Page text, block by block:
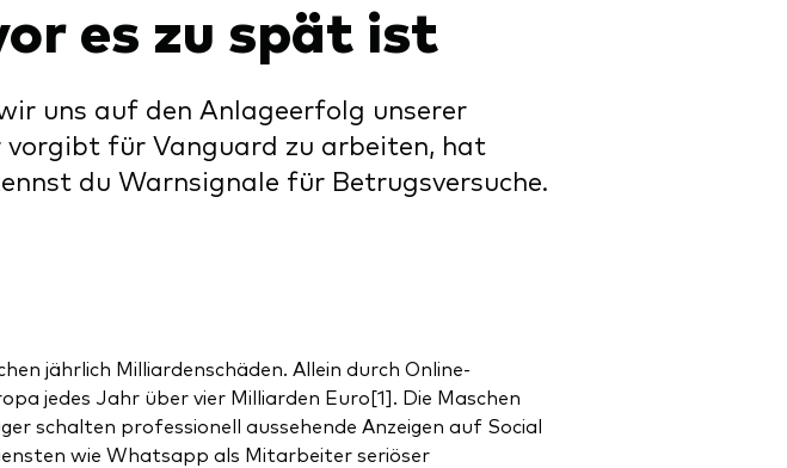
es zu spät ist
uns auf den Anlageerfolg unserer
vorgibt für Vanguard zu arbeiten, hat
du Warnsignale für Betrugsversuche.
jährlich Milliardenschäden. Allein durch Online-
jedes Jahr über vier Milliarden Euro[1]. Die Maschen
schalten professionell aussehende Anzeigen auf Social
wie Whatsapp als Mitarbeiter seriöser